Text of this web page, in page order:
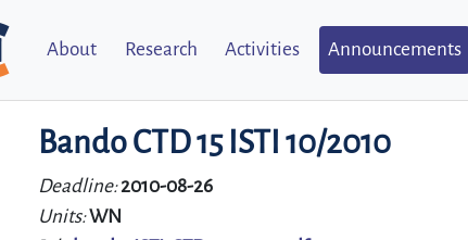
About Research Activities Announcements
Bando CTD 15 ISTI 10/2010
Deadline:2010-08-26
Units:WN